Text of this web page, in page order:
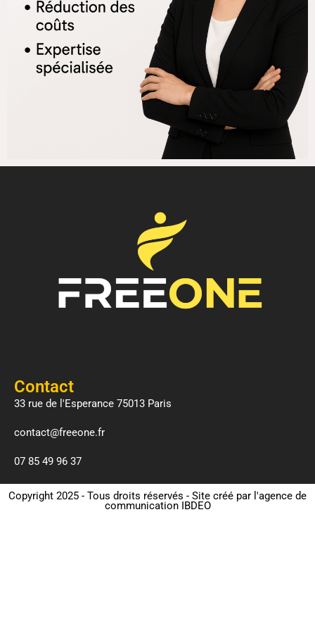
Contact
33 rue de l'Esperance 75013 Paris
contact@freeone.fr
07 85 49 96 37
Copyright 2025 - Tous droits réservés - Site créé par l'agence de
communication IBDEO